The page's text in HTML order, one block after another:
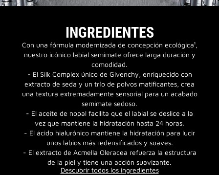
INGREDIENTES
Con una fórmula modernizada de concepción ecológica¹,
nuestro icónico labial semimate ofrece larga duración y
comodidad.
- El Silk Complex único de Givenchy, enriquecido con
extracto de seda y un trío de polvos matificantes, crea
una textura extremadamente sensorial para un acabado
semimate sedoso.
- El aceite de nopal facilita que el labial se deslice a la
vez que mantiene la hidratación hasta 24 horas.
- El ácido hialurónico mantiene la hidratación para lucir
unos labios más redensificados y suaves.
- El extracto de Acmella Oleracea refuerza la estructura
de la piel y tiene una acción suavizante.
Descubrir todos los ingredientes